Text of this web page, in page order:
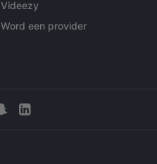
Videezy
Word een provider